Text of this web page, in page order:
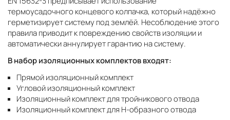
термоусадочного концевого колпачка, который надёжно
герметизирует систему под землёй. Несоблюдение этого
правила приводит к повреждению свойств изоляции и
автоматически аннулирует гарантию на систему.
В набор изоляционных комплектов входят:
Прямой изоляционный комплект
Угловой изоляционный комплект
Изоляционный комплект для тройникового отвода
Изоляционный комплект для Н-образного отвода